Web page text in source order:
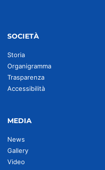
SOCIETÀ
Storia
Organigramma
Trasparenza
Accessibilità
MEDIA
News
Gallery
Video